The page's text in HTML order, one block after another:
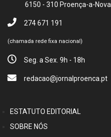
6150 - 310 Proença-a-Nova
274 671 191
(chamada rede fixa nacional)
Seg. a Sex. 9h - 18h
redacao@jornalproenca.pt
ESTATUTO EDITORIAL
SOBRE NÓS